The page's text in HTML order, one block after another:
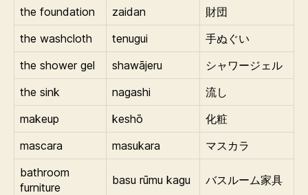
the foundation
zaidan
財団
the washcloth
tenugui
手ぬぐい
the shower gel
shawājeru
シャワージェル
the sink
nagashi
流し
makeup
keshō
化粧
mascara
masukara
マスカラ
bathroom
furniture
basu rūmu kagu バスルーム家具